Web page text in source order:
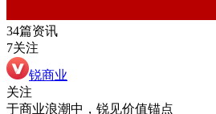
34篇资讯
7关注
锐商业
关注
于商业浪潮中，锐见价值锚点